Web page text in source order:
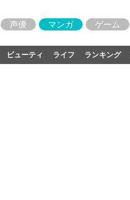
声優 マンガ ゲーム
ビューティ ライフ ランキング